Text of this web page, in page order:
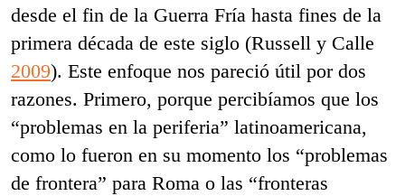
desde el fin de la Guerra Fría hasta fines de la
primera década de este siglo (Russell y Calle
2009). Este enfoque nos pareció útil por dos
razones. Primero, porque percibíamos que los
“problemas en la periferia” latinoamericana,
como lo fueron en su momento los “problemas
de frontera” para Roma o las “fronteras